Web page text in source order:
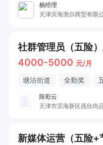
杨经理
天津滨海渤尔商贸有限
社群管理员（五险
4000-5000 元/月
塘沽街道 全勤奖
陈彩云
新媒体运营（五险+